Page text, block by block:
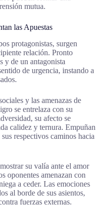
mutua.
las Apuestas
protagonistas, surgen
relación. Pronto
y de un antagonista
de urgencia, instando a
y las amenazas de
se entrelaza con su
su afecto se
calidez y ternura. Empuñan
respectivos caminos hacia
su valía ante el amor
oponentes amenazan con
a ceder. Las emociones
al borde de sus asientos,
fuerzas externas.